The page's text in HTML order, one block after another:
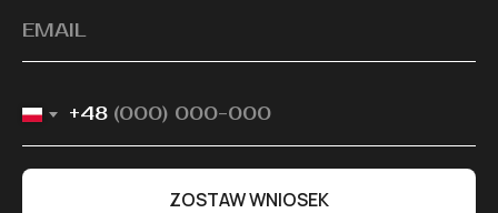
+48
ZOSTAW WNIOSEK